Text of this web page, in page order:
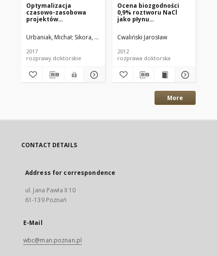
Optymalizacja
czasowo-zasobowa
projektów
Urbaniak, Michał Sikora, Wojciech (promotor) Gaspars-Wieloch,
2017
rozprawy doktorskie
Ocena biozgodności
0,9% roztworu NaCl
jako płynu
płukania jamy
brzusznej podczas
chirurgicznych
Cwaliński Jarosław
2012
rozprawa doktorska
More
CONTACT DETAILS
Address for correspondence
ul. Jana Pawła II 10
61-139 Poznań
E-Mail
wbc@man.poznan.pl